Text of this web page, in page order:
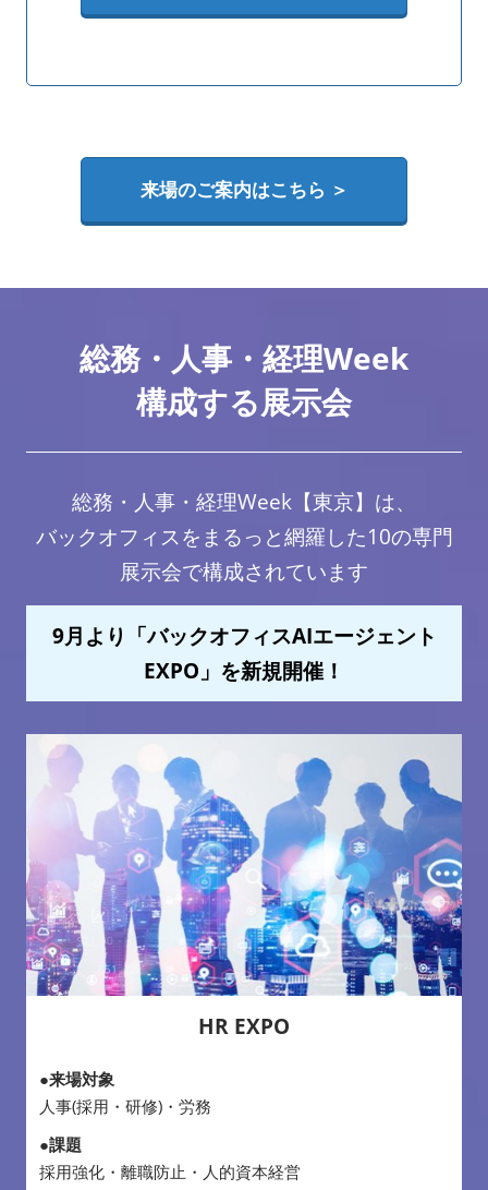
来場のご案内はこちら ＞
総務・人事・経理Week
構成する展示会
総務・人事・経理Week【東京】は、
バックオフィスをまるっと網羅した10の専門
展示会で構成されています
9月より「バックオフィスAIエージェント
EXPO」を新規開催！
HR EXPO
●来場対象
人事(採用・研修)・労務
●課題
採用強化・離職防止・人的資本経営